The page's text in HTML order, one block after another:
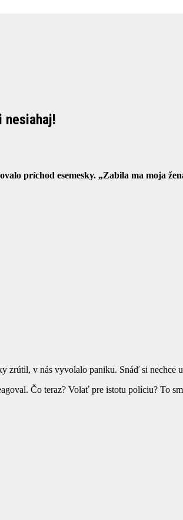
nesiahaj!
príchod esemesky. „Zabila ma moja
zrútil, v nás vyvolalo paniku. Snáď si
Čo teraz? Volať pre istotu políciu? To